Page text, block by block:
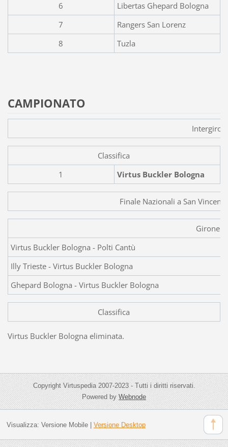
6
Libertas Ghepard Bologna
7
Rangers San Lorenz
8
Tuzla
CAMPIONATO
Classifica
1
Virtus Buckler Bologna
Finale Nazionali a San
Girone A
Virtus Buckler Bologna - Polti Cantù
Illy Trieste - Virtus Buckler Bologna
Ghepard Bologna - Virtus Buckler Bologna
Classifica
Virtus Buckler Bologna eliminata.
Copyright Virtuspedia 2007-2023 - Tutti i diritti riservati.
Powered byWebnode
Visualizza: Versione Mobile| Versione Desktop